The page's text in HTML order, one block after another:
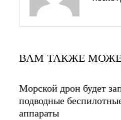
ВАМ ТАКЖЕ
Морской дрон будет
подводные
аппараты